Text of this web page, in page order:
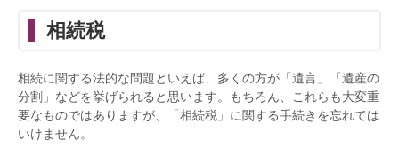
相続税
相続に関する法的な問題といえば、多くの方が「遺言」「遺産の
分割」などを挙げられると思います。もちろん、これらも大変重
要なものではありますが、「相続税」に関する手続きを忘れては
いけません。